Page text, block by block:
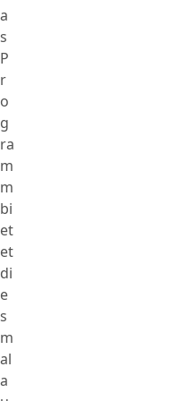
a
s
P
r
o
g
ra
m
m
bi
et
et
di
e
s
m
al
a